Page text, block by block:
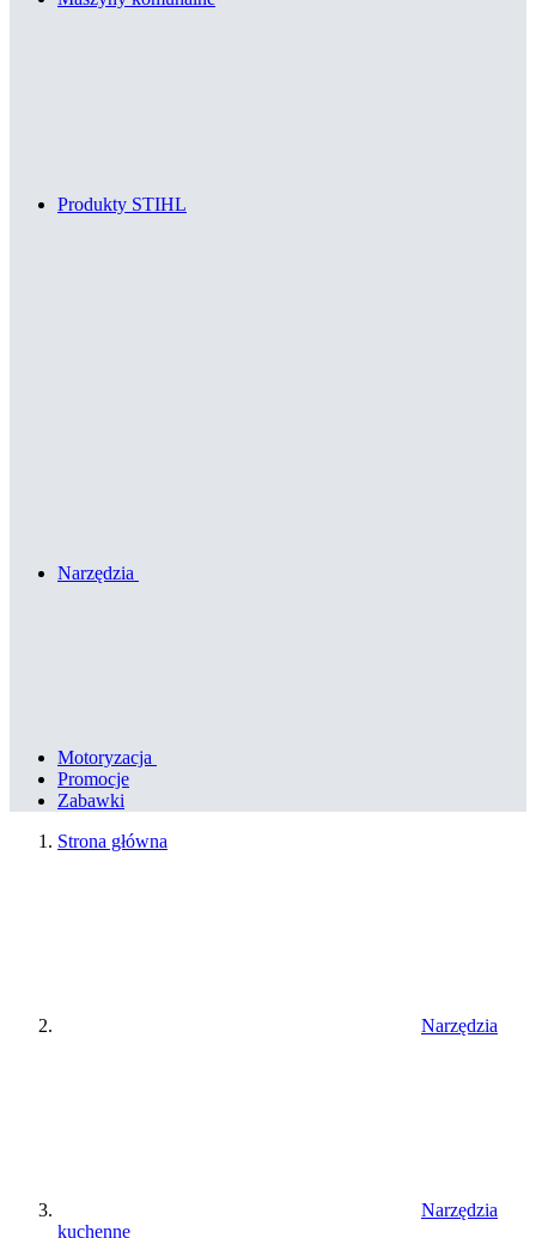
Produkty STIHL
Narzędzia
Motoryzacja
Promocje
Zabawki
Strona główna
Narzędzia
Narzędzia
kuchenne